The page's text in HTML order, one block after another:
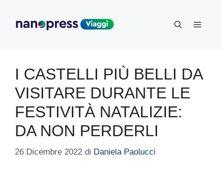
contenuto
Menu
I CASTELLI PIÙ BELLI DA
VISITARE DURANTE LE
FESTIVITÀ NATALIZIE:
DA NON PERDERLI
26 Dicembre 2022 di Daniela Paolucci